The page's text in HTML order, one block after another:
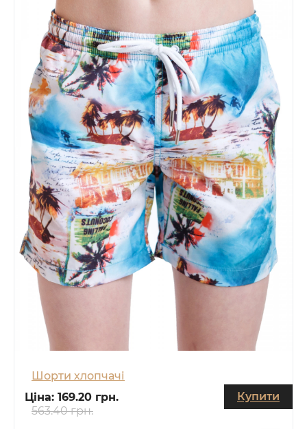
Шорти хлопчачі
Ціна: 169.20 грн.
563.40 грн.
Купити